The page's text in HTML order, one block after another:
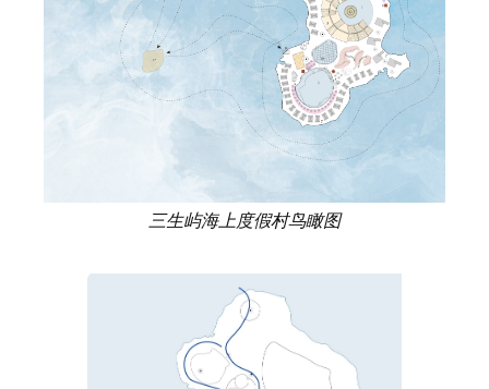
三生屿海上度假村鸟瞰图